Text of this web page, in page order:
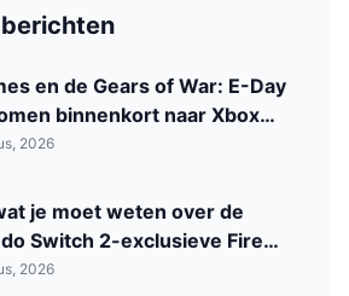
en de Gears of War: E-Day
binnenkort naar Xbox
2026
je moet weten over de
Switch 2-exclusieve Fire
Fortune’s Weave
2026